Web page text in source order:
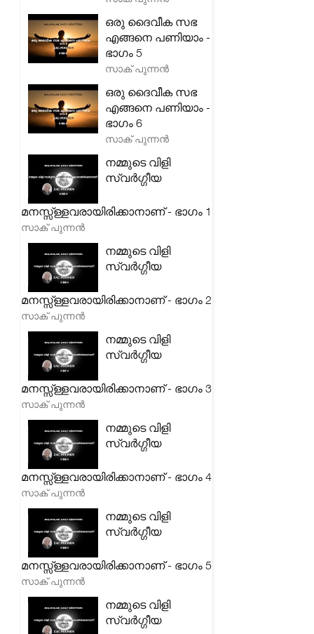
ഒരു ദൈവീക സഭ
എങ്ങനെ പണിയാം -
ഭാഗം 5
സാക് പുന്നൻ
ഒരു ദൈവീക സഭ
എങ്ങനെ പണിയാം -
ഭാഗം 6
സാക് പുന്നൻ
നമ്മുടെ വിളി
സ്വർഗ്ഗീയ
മനസ്സ്ള്ളവരായിരിക്കാനാണ് - ഭാഗം 1
സാക് പുന്നൻ
നമ്മുടെ വിളി
സ്വർഗ്ഗീയ
മനസ്സ്ള്ളവരായിരിക്കാനാണ് - ഭാഗം 2
സാക് പുന്നൻ
നമ്മുടെ വിളി
സ്വർഗ്ഗീയ
മനസ്സ്ള്ളവരായിരിക്കാനാണ് - ഭാഗം 3
സാക് പുന്നൻ
നമ്മുടെ വിളി
സ്വർഗ്ഗീയ
മനസ്സ്ള്ളവരായിരിക്കാനാണ് - ഭാഗം 4
സാക് പുന്നൻ
നമ്മുടെ വിളി
സ്വർഗ്ഗീയ
മനസ്സ്ള്ളവരായിരിക്കാനാണ് - ഭാഗം 5
സാക് പുന്നൻ
നമ്മുടെ വിളി
സ്വർഗ്ഗീയ